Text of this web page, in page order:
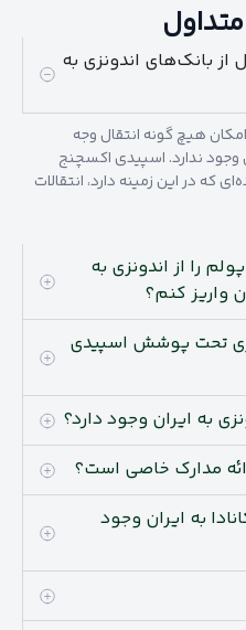
بانک‌های اندونزی به
هیچ گونه انتقال وجه
وجود ندارد. اسپیدی اکسچنج
که در این زمینه دارد، انتقالات
را از اندونزی به
واریز کنم؟
تحت پوشش اسپیدی
به ایران وجود دارد؟
مدارک خاصی است؟
به ایران وجود